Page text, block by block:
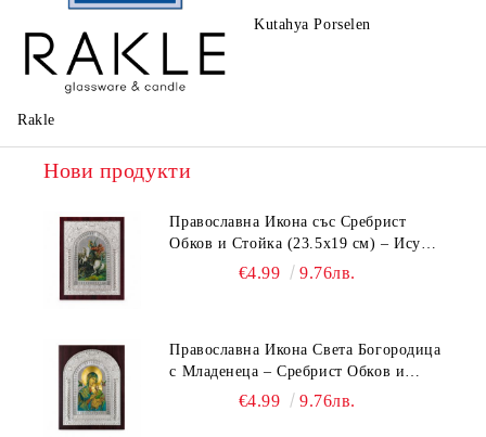
La Reine Kutahya Porselen
Rakle
Нови продукти
Православна Икона със Сребрист
Обков и Стойка (23.5х19 см) – Исус
Христос, Св. Георги, Св. Николай
€4.99 9.76лв.
Православна Икона Света Богородица
с Младенеца – Сребрист Обков и
Стойка (23.5х19 см, 6 Модела)
€4.99 9.76лв.